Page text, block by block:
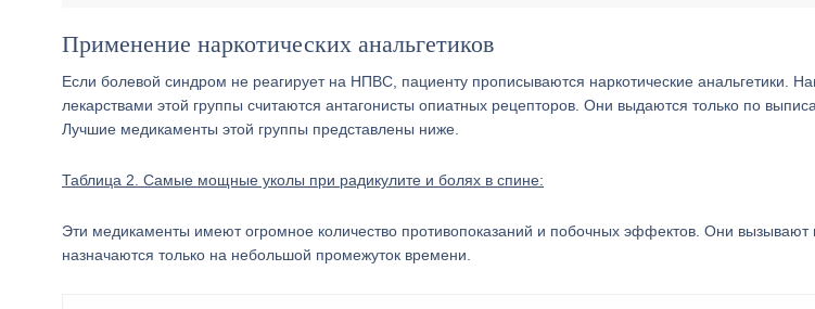
Применение наркотических анальгетиков
Если болевой синдром не реагирует на НПВС, пациенту прописываются наркотические анальгетики.
лекарствами этой группы считаются антагонисты опиатных рецепторов. Они выдаются только по
Лучшие медикаменты этой группы представлены ниже.
Таблица 2. Самые мощные уколы при радикулите и болях в спине:
Эти медикаменты имеют огромное количество противопоказаний и побочных эффектов. Они вызывают
назначаются только на небольшой промежуток времени.